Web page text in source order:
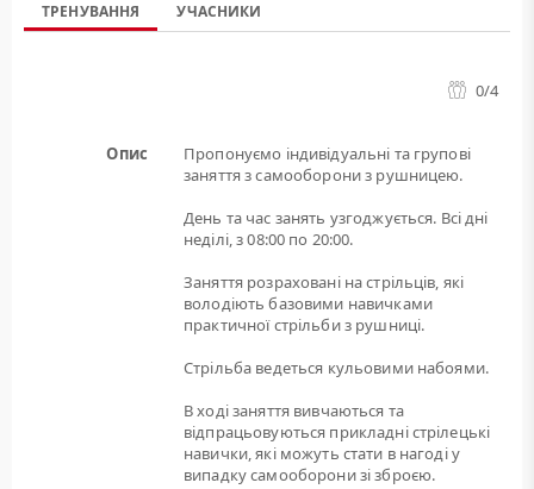
ТРЕНУВАННЯ УЧАСНИКИ
0/4
Опис
Пропонуємо індивідуальні та групові
заняття з самооборони з рушницею.
День та час занять узгоджується. Всі дні
неділі, з 08:00 по 20:00.
Заняття розраховані на стрільців, які
володіють базовими навичками
практичної стрільби з рушниці.
Стрільба ведеться кульовими набоями.
В ході заняття вивчаються та
відпрацьовуються прикладні стрілецькі
навички, які можуть стати в нагоді у
випадку самооборони зі зброєю.